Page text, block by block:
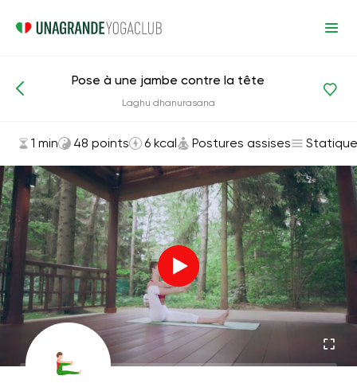
Asanas et exercices Postures assises
Pose à une jambe contre la tête
Laghu dhanurasana
1 min 48 points 6 kcal Postures assises Statique